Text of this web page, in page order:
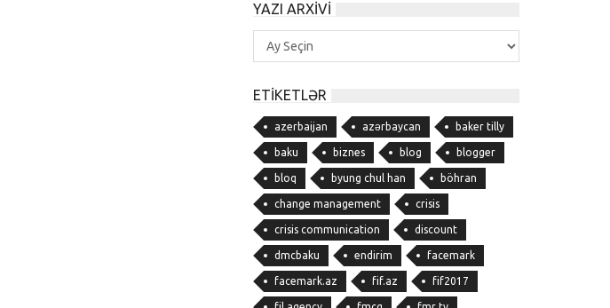
YAZI ARXIVI
Yazı
Arxivi
ETIKETLƏR
azerbaijan azərbaycan baker tilly
baku biznes blog blogger
bloq byung chul han böhran
change management crisis
crisis communication discount
dmcbaku endirim facemark
facemark.az fif.az fif2017